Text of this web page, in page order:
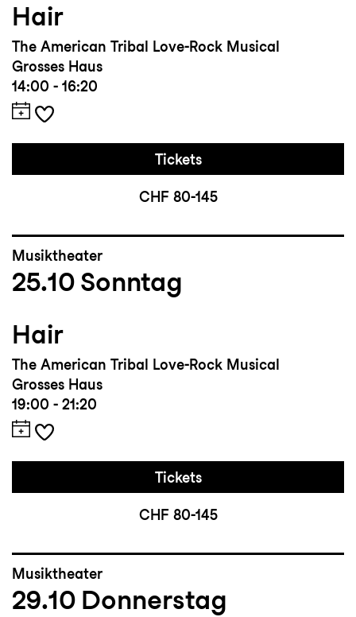
Hair
The American Tribal Love-Rock Musical
Grosses Haus
14:00 - 16:20
Tickets
CHF 80-145
Musiktheater
25.10 Sonntag
Hair
The American Tribal Love-Rock Musical
Grosses Haus
19:00 - 21:20
Tickets
CHF 80-145
Musiktheater
29.10 Donnerstag